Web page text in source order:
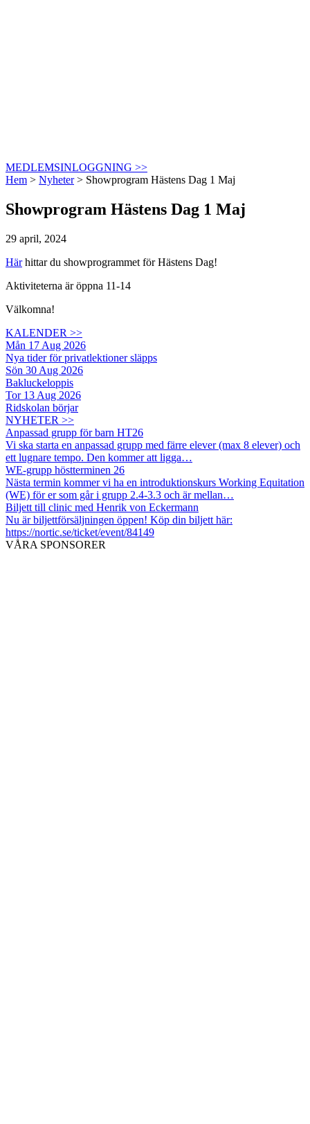
MEDLEMSINLOGGNING >>
Hem > Nyheter> Showprogram Hästens Dag 1 Maj
Showprogram Hästens Dag 1 Maj
29 april, 2024
Härhittar du showprogrammet för Hästens Dag!
Aktiviteterna är öppna 11-14
Välkomna!
KALENDER >>
Mån 17 Aug 2026
Nya tider för privatlektioner släpps
Sön 30 Aug 2026
Bakluckeloppis
Tor 13 Aug 2026
Ridskolan börjar
NYHETER >>
Anpassad grupp för barn HT26
Vi ska starta en anpassad grupp med färre elever (max 8 elever) och
ett lugnare tempo. Den kommer att ligga…
WE-grupp höstterminen 26
Nästa termin kommer vi ha en introduktionskurs Working Equitation
(WE) för er som går i grupp 2.4-3.3 och är mellan…
Biljett till clinic med Henrik von Eckermann
Nu är biljettförsäljningen öppen! Köp din biljett här:
https://nortic.se/ticket/event/84149
VÅRA SPONSORER